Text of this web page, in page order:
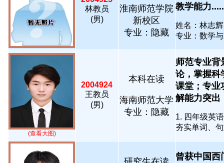
林教员
(男)
淮南师范学院
新校区
专业：隐藏
教学能力
姓名：林志
专业：数学
(查看大图)
2004924
王教员
(男)
本科在读
海南师范大学
专业：隐藏
师范专业背
论，掌握科
课堂；专业
解能力突出
1. 四年级英
夯实单词、
曾获中国西